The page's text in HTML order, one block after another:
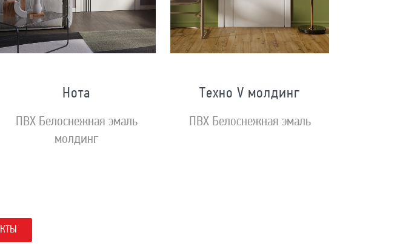
Нота
ПВХ Белоснежная эмаль
молдинг
Техно V молдинг
ПВХ Белоснежная эмаль